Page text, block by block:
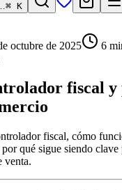
⌘ K
octubre de 2025 6
fiscal y
fiscal, cómo
qué sigue siendo
venta.